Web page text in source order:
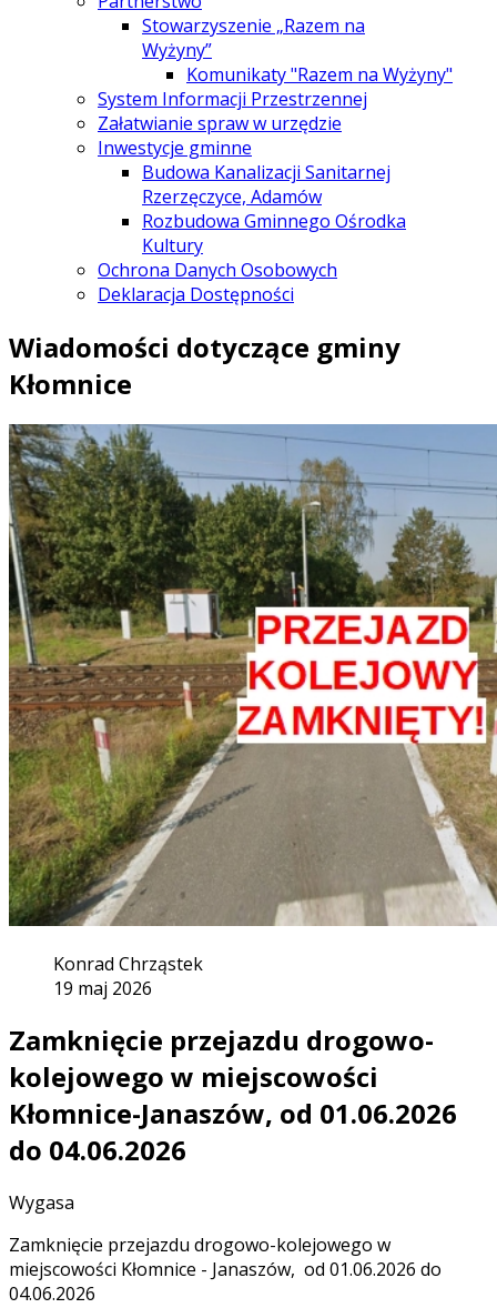
Stowarzyszenie „Razem na
Wyżyny”
Komunikaty "Razem na Wyżyny"
System Informacji Przestrzennej
Załatwianie spraw w urzędzie
Inwestycje gminne
Budowa Kanalizacji Sanitarnej
Rzerzęczyce, Adamów
Rozbudowa Gminnego Ośrodka
Kultury
Ochrona Danych Osobowych
Deklaracja Dostępności
Wiadomości dotyczące gminy
Kłomnice
Konrad Chrząstek
19 maj 2026
Zamknięcie przejazdu drogowo-
kolejowego w miejscowości
Kłomnice-Janaszów, od 01.06.2026
do 04.06.2026
Wygasa
Zamknięcie przejazdu drogowo-kolejowego w
miejscowości Kłomnice - Janaszów, od 01.06.2026 do
04.06.2026